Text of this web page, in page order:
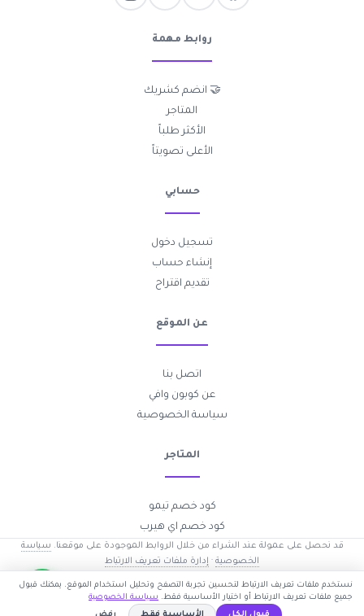
روابط مهمة
🤝 انضم كشريك
المتاجر
الأكثر طلباً
الأعلى تصويتاً
حسابي
تسجيل دخول
إنشاء حساب
تقديم اقتراح
عن الموقع
اتصل بنا
عن كوبون وافي
سياسة الخصوصية
المتاجر
كود خصم تيمو
كود خصم اي هيرب
قد نحصل على عمولة عند الشراء من خلال الروابط الموجودة على موقعنا. سياسة
الخصوصية · إدارة ملفات تعريف الارتباط
2017-2026 © جميع الحقوق محفوظة — كوبون وافي
نستخدم ملفات تعريف الارتباط لتحسين تجربة التصفح وتحليل استخدام الموقع. يمكنك قبول
جميع ملفات تعريف الارتباط أو اختيار الأساسية فقط. سياسة الخصوصية